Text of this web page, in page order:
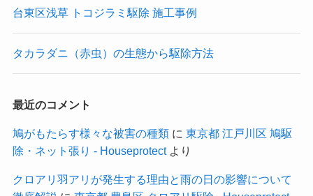
台東区浅草 トコジラミ駆除 施工事例
タカラダニ（赤虫）の生態から駆除方法
最近のコメント
鳩がもたらす様々な被害の種類に 東京都 江戸川区 鳩駆
除・ネット張り - Houseprotectより
クロアリ羽アリが発生する理由と雨の日の影響について